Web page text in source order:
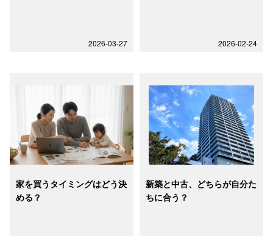
2026-03-27 2026-02-24
家を買うタイミングはどう決
める？
新築と中古、どちらが自分た
ちに合う？